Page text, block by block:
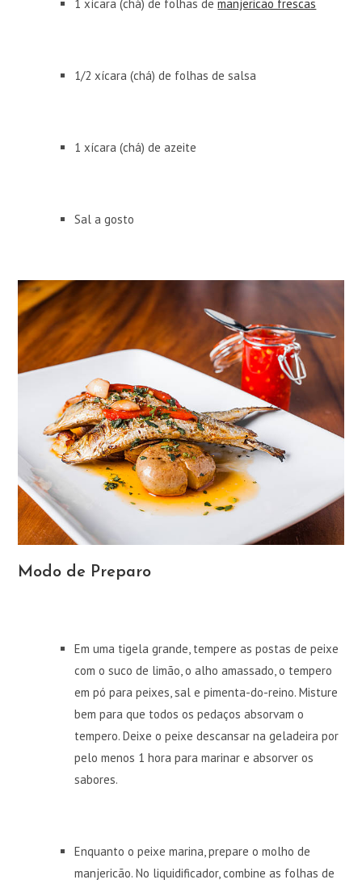
1 xícara (chá) de folhas demanjericão frescas
1/2 xícara (chá) de folhas de salsa
1 xícara (chá) de azeite
Sal a gosto
Modo de Preparo
Em uma tigela grande, tempere as postas de peixe
com o suco de limão, o alho amassado, o tempero
em pó para peixes, sal e pimenta-do-reino. Misture
bem para que todos os pedaços absorvam o
tempero. Deixe o peixe descansar na geladeira por
pelo menos 1 hora para marinar e absorver os
sabores.
Enquanto o peixe marina, prepare o molho de
manjericão. No liquidificador, combine as folhas de